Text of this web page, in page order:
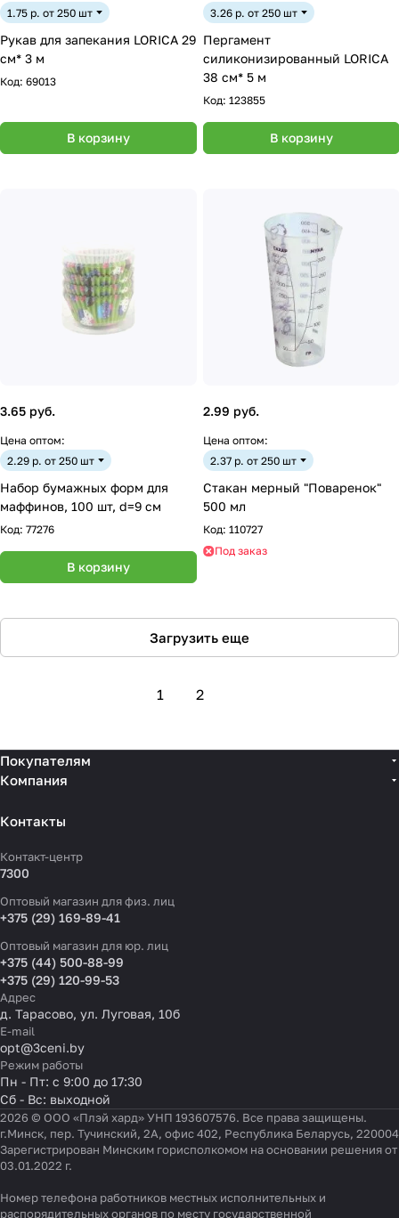
1.75 р. от 250 шт
Рукав для запекания LORICA 29
см* 3 м
Код: 69013
В корзину
3.26 р. от 250 шт
Пергамент
силиконизированный LORICA
38 см* 5 м
Код: 123855
В корзину
3.65 руб.
Цена оптом:
2.29 р. от 250 шт
Набор бумажных форм для
маффинов, 100 шт, d=9 см
Код: 77276
В корзину
2.99 руб.
Цена оптом:
2.37 р. от 250 шт
Стакан мерный "Поваренок"
500 мл
Код: 110727
Под заказ
Загрузить еще
1 2
Покупателям
Компания
Контакты
Контакт-центр
7300
Оптовый магазин для физ. лиц
+375 (29) 169-89-41
Оптовый магазин для юр. лиц
+375 (44) 500-88-99
+375 (29) 120-99-53
Адрес
д. Тарасово, ул. Луговая, 10б
E-mail
opt@3ceni.by
Режим работы
Пн - Пт: с 9:00 до 17:30
Сб - Вс: выходной
2026 © ООО «Плэй хард» УНП 193607576. Все права защищены.
г.Минск, пер. Тучинский, 2А, офис 402, Республика Беларусь, 220004
Зарегистрирован Минским горисполкомом на основании решения от
03.01.2022 г.
Номер телефона работников местных исполнительных и
распорядительных органов по месту государственной